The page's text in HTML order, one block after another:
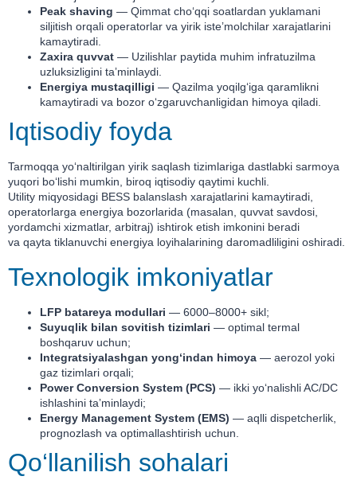
Peak shaving — Qimmat cho‘qqi soatlardan yuklamani
siljitish orqali operatorlar va yirik isteʼmolchilar xarajatlarini
kamaytiradi.
Zaxira quvvat — Uzilishlar paytida muhim infratuzilma
uzluksizligini taʼminlaydi.
Energiya mustaqilligi — Qazilma yoqilg‘iga qaramlikni
kamaytiradi va bozor o‘zgaruvchanligidan himoya qiladi.
Iqtisodiy foyda
Tarmoqqa yo‘naltirilgan yirik saqlash tizimlariga dastlabki sarmoya
yuqori bo‘lishi mumkin, biroq iqtisodiy qaytimi kuchli.
Utility miqyosidagi BESS balanslash xarajatlarini kamaytiradi,
operatorlarga energiya bozorlarida (masalan, quvvat savdosi,
yordamchi xizmatlar, arbitraj) ishtirok etish imkonini beradi
va qayta tiklanuvchi energiya loyihalarining daromadliligini oshiradi.
Texnologik imkoniyatlar
LFP batareya modullari — 6000–8000+ sikl;
Suyuqlik bilan sovitish tizimlari — optimal termal
boshqaruv uchun;
Integratsiyalashgan yong‘indan himoya — aerozol yoki
gaz tizimlari orqali;
Power Conversion System (PCS) — ikki yo‘nalishli AC/DC
ishlashini taʼminlaydi;
Energy Management System (EMS) — aqlli dispetcherlik,
prognozlash va optimallashtirish uchun.
Qo‘llanilish sohalari